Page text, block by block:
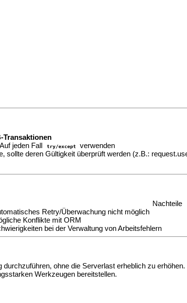
Transaktionen
jeden Fall
try/except
verwenden
sollte deren Gültigkeit überprüft werden (z.B.:
Nachteile
Retry/Überwachung nicht möglich
Konflikte mit ORM
bei der Verwaltung von Arbeitsfehlern
ohne die Serverlast erheblich zu erhöhen.
Werkzeugen bereitstellen.